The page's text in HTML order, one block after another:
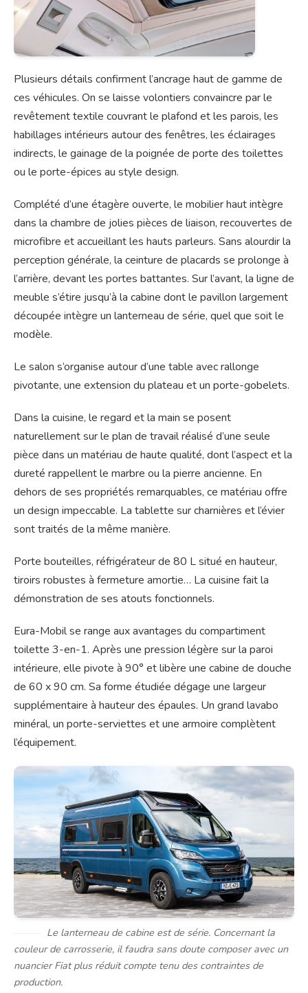
Plusieurs détails confirment l’ancrage haut de gamme de
ces véhicules. On se laisse volontiers convaincre par le
revêtement textile couvrant le plafond et les parois, les
habillages intérieurs autour des fenêtres, les éclairages
indirects, le gainage de la poignée de porte des toilettes
ou le porte-épices au style design.
Complété d’une étagère ouverte, le mobilier haut intègre
dans la chambre de jolies pièces de liaison, recouvertes de
microfibre et accueillant les hauts parleurs. Sans alourdir la
perception générale, la ceinture de placards se prolonge à
l’arrière, devant les portes battantes. Sur l’avant, la ligne de
meuble s’étire jusqu’à la cabine dont le pavillon largement
découpée intègre un lanterneau de série, quel que soit le
modèle.
Le salon s’organise autour d’une table avec rallonge
pivotante, une extension du plateau et un porte-gobelets.
Dans la cuisine, le regard et la main se posent
naturellement sur le plan de travail réalisé d’une seule
pièce dans un matériau de haute qualité, dont l’aspect et la
dureté rappellent le marbre ou la pierre ancienne. En
dehors de ses propriétés remarquables, ce matériau offre
un design impeccable. La tablette sur charnières et l’évier
sont traités de la même manière.
Porte bouteilles, réfrigérateur de 80 L situé en hauteur,
tiroirs robustes à fermeture amortie… La cuisine fait la
démonstration de ses atouts fonctionnels.
Eura-Mobil se range aux avantages du compartiment
toilette 3-en-1. Après une pression légère sur la paroi
intérieure, elle pivote à 90° et libère une cabine de douche
de 60 x 90 cm. Sa forme étudiée dégage une largeur
supplémentaire à hauteur des épaules. Un grand lavabo
minéral, un porte-serviettes et une armoire complètent
l’équipement.
Le lanterneau de cabine est de série. Concernant la
couleur de carrosserie, il faudra sans doute composer avec un
nuancier Fiat plus réduit compte tenu des contraintes de
production.